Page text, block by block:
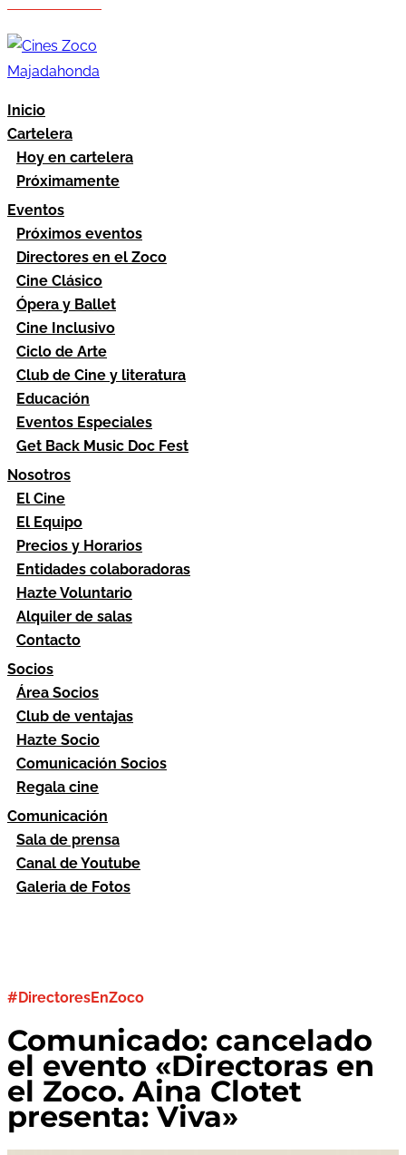
Inicio
Cartelera
Hoy en cartelera
Próximamente
Eventos
Próximos eventos
Directores en el Zoco
Cine Clásico
Ópera y Ballet
Cine Inclusivo
Ciclo de Arte
Club de Cine y literatura
Educación
Eventos Especiales
Get Back Music Doc Fest
Nosotros
El Cine
El Equipo
Precios y Horarios
Entidades colaboradoras
Hazte Voluntario
Alquiler de salas
Contacto
Socios
Área Socios
Club de ventajas
Hazte Socio
Comunicación Socios
Regala cine
Comunicación
Sala de prensa
Canal de Youtube
Galeria de Fotos
#DirectoresEnZoco
Comunicado: cancelado
el evento «Directoras en
el Zoco. Aina Clotet
presenta: Viva»